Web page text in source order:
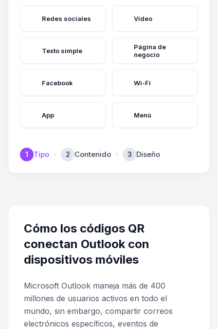
Redes sociales Vídeo
Texto simple
Página de
negocio
Facebook Wi-Fi
App Menú
1 Tipo 2 Contenido 3 Diseño
Cómo los códigos QR
conectan Outlook con
dispositivos móviles
Microsoft Outlook maneja más de 400
millones de usuarios activos en todo el
mundo, sin embargo, compartir correos
electrónicos específicos, eventos de